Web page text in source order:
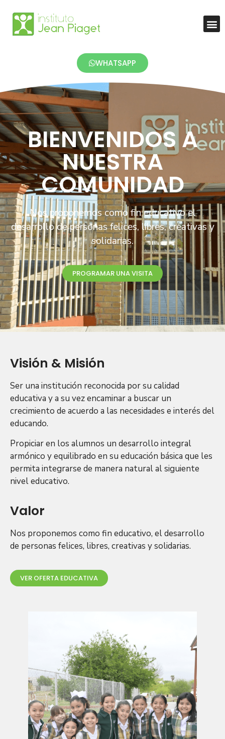
WHATSAPP
BIENVENIDOS A
NUESTRA
COMUNIDAD
Nos proponemos como fin educativo el
desarrollo de personas felices, libres, creativas y
solidarias.
PROGRAMAR UNA VISITA
Visión & Misión
Ser una institución reconocida por su calidad
educativa y a su vez encaminar a buscar un
crecimiento de acuerdo a las necesidades e interés del
educando.
Propiciar en los alumnos un desarrollo integral
armónico y equilibrado en su educación básica que les
permita integrarse de manera natural al siguiente
nivel educativo.
Valor
Nos proponemos como fin educativo, el desarrollo
de personas felices, libres, creativas y solidarias.
VER OFERTA EDUCATIVA